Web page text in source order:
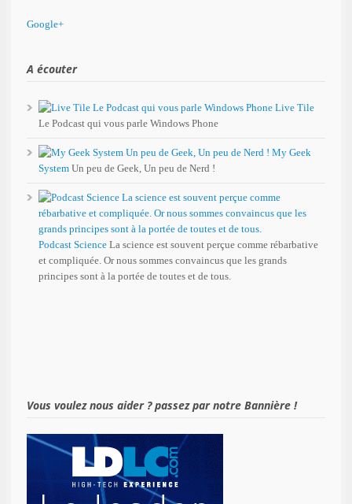
Google+
A écouter
Live Tile
Le Podcast qui vous parle Windows Phone
My Geek
System Un peu de Geek, Un peu de Nerd !
Podcast Science La science est souvent perçue comme rébarbative
et compliquée. Or nous sommes convaincus que les grands
principes sont à la portée de toutes et de tous.
Vous voulez nous aider ? passez par notre Bannière !